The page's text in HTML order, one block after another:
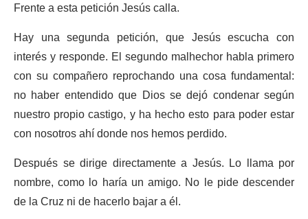
Frente a esta petición Jesús calla.
Hay una segunda petición, que Jesús escucha con
interés y responde. El segundo malhechor habla primero
con su compañero reprochando una cosa fundamental:
no haber entendido que Dios se dejó condenar según
nuestro propio castigo, y ha hecho esto para poder estar
con nosotros ahí donde nos hemos perdido.
Después se dirige directamente a Jesús. Lo llama por
nombre, como lo haría un amigo. No le pide descender
de la Cruz ni de hacerlo bajar a él.